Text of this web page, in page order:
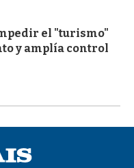
el "turismo"
y amplía control